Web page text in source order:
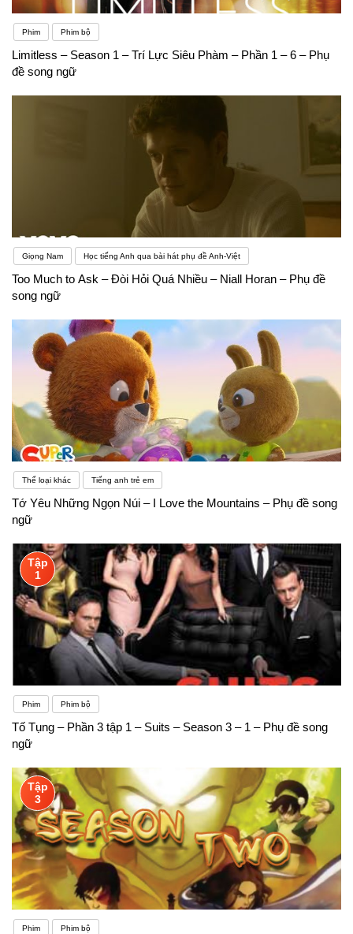
Phim Phim bộ
Limitless – Season 1 – Trí Lực Siêu Phàm – Phần 1 – 6 – Phụ
đề song ngữ
Giọng Nam Học tiếng Anh qua bài hát phụ đề Anh-Việt
Too Much to Ask – Đòi Hỏi Quá Nhiều – Niall Horan – Phụ đề
song ngữ
Thể loại khác Tiếng anh trẻ em
Tớ Yêu Những Ngọn Núi – I Love the Mountains – Phụ đề song
ngữ
Tập
1
Phim Phim bộ
Tố Tụng – Phần 3 tập 1 – Suits – Season 3 – 1 – Phụ đề song
ngữ
Tập
3
Phim Phim bộ